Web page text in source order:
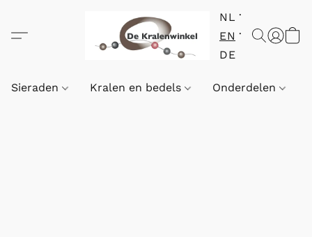
NL
EN
DE
Sieraden Kralen en bedels Onderdelen